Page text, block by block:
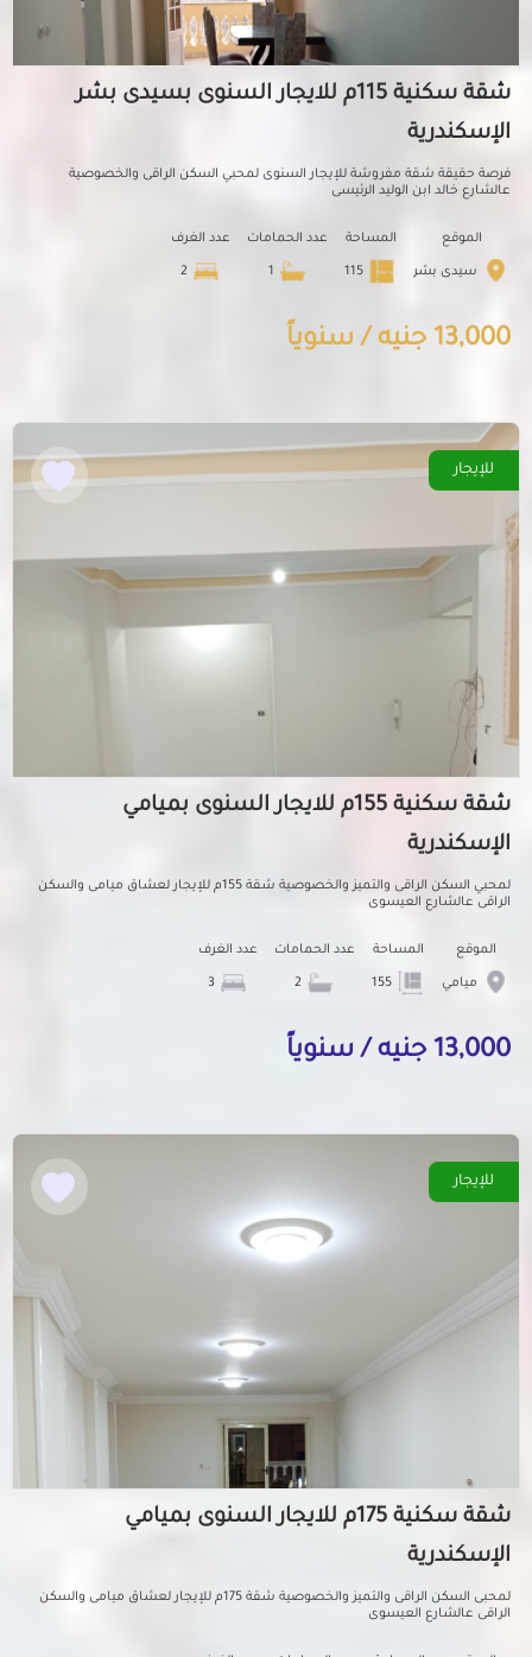
شقة سكنية 115م للايجار السنوى بسيدى بشر
الإسكندرية
فرصة حقيقة شقة مفروشة للإيجار السنوى لمحبي السكن الراقى والخصوصية
عالشارع خالد ابن الوليد الرئيسى
الموقع
سيدى بشر
المساحة عدد الحمامات عدد الغرف
13,000 جنيه / سنوياً
للإيجار
شقة سكنية 155م للايجار السنوى بميامي
الإسكندرية
لمحبي السكن الراقى والتميز والخصوصية شقة 155م للإيجار لعشاق ميامى والسكن
الراقى عالشارع العيسوى
الموقع
ميامي
المساحة عدد الحمامات عدد الغرف
13,000 جنيه / سنوياً
للإيجار
شقة سكنية 175م للايجار السنوى بميامي
الإسكندرية
لمحبى السكن الراقى والتميز والخصوصية شقة 175م للإيجار لعشاق ميامى والسكن
الراقى عالشارع العيسوى